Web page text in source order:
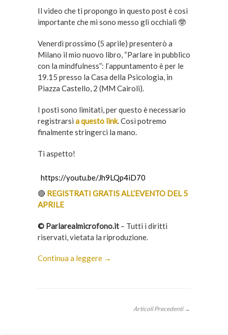
Il video che ti propongo in questo post è così
importante che mi sono messo gli occhiali 🤓
Venerdì prossimo (5 aprile) presenterò a
Milano il mio nuovo libro, “Parlare in pubblico
con la mindfulness”: l’appuntamento è per le
19.15 presso la Casa della Psicologia, in
Piazza Castello, 2 (MM Cairoli).
I posti sono limitati, per questo è necessario
registrarsi a questo link. Così potremo
finalmente stringerci la mano.
Ti aspetto!
https://youtu.be/Jh9LQp4iD70
🔴 REGISTRATI GRATIS ALL’EVENTO DEL 5
APRILE
© Parlarealmicrofono.it– Tutti i diritti
riservati, vietata la riproduzione.
Continua a leggere →
Articoli Precedenti →